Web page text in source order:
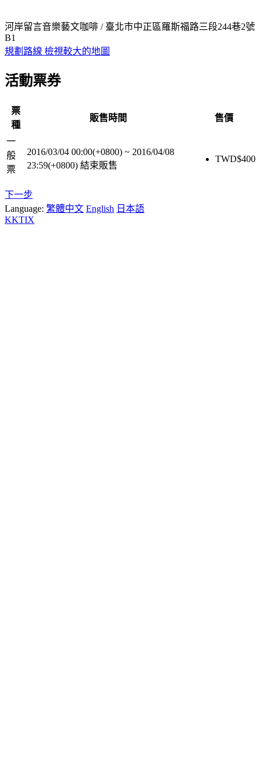
河岸留言音樂藝文咖啡 / 臺北市中正區羅斯福路三段244巷2號
B1
規劃路線 檢視較大的地圖
活動票券
票
種
販售時間 售價
一
般
票
2016/03/04 00:00(+0800) ~ 2016/04/08
23:59(+0800) 結束販售
TWD$400
下一步
Language: 繁體中文 English 日本語
KKTIX